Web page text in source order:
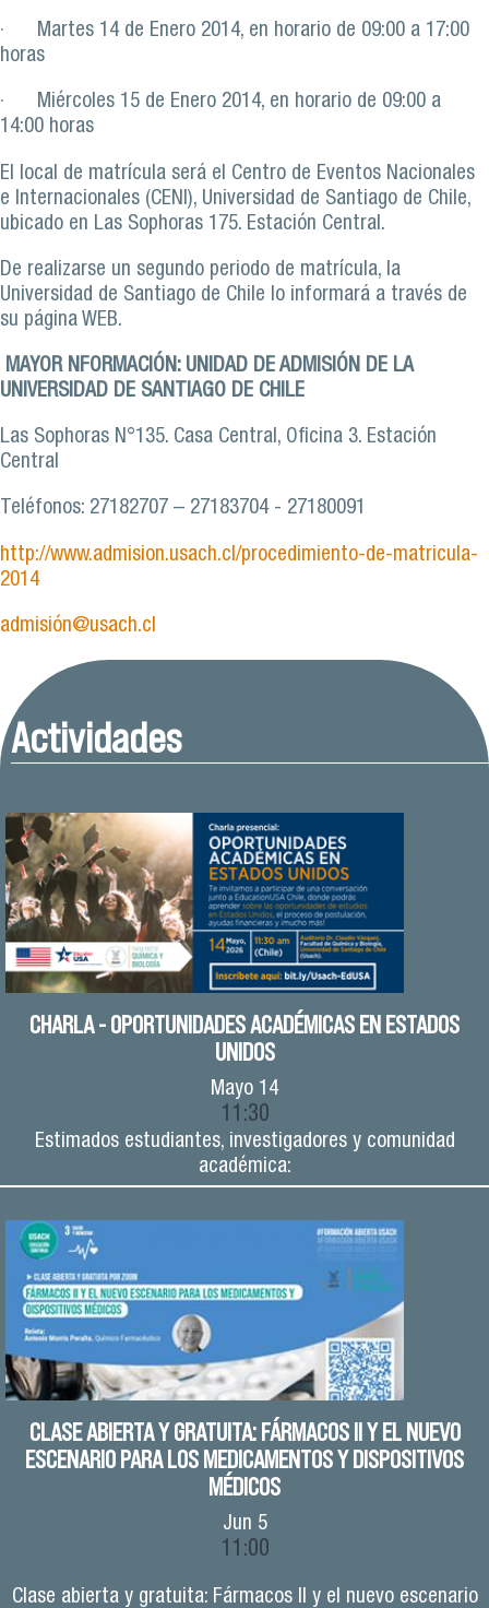
· Martes 14 de Enero 2014, en horario de 09:00 a 17:00
horas
· Miércoles 15 de Enero 2014, en horario de 09:00 a
14:00 horas
El local de matrícula será el Centro de Eventos Nacionales
e Internacionales (CENI), Universidad de Santiago de Chile,
ubicado en Las Sophoras 175. Estación Central.
De realizarse un segundo periodo de matrícula, la
Universidad de Santiago de Chile lo informará a través de
su página WEB.
MAYOR NFORMACIÓN: UNIDAD DE ADMISIÓN DE LA
UNIVERSIDAD DE SANTIAGO DE CHILE
Las Sophoras N°135. Casa Central, Oficina 3. Estación
Central
Teléfonos: 27182707 – 27183704 - 27180091
http://www.admision.usach.cl/procedimiento-de-matricula-
2014
admisión@usach.cl
Actividades
CHARLA - OPORTUNIDADES ACADÉMICAS EN ESTADOS
UNIDOS
Mayo 14
11:30
Estimados estudiantes, investigadores y comunidad
académica:
CLASE ABIERTA Y GRATUITA: FÁRMACOS II Y EL NUEVO
ESCENARIO PARA LOS MEDICAMENTOS Y DISPOSITIVOS
MÉDICOS
Jun 5
11:00
Clase abierta y gratuita: Fármacos II y el nuevo escenario